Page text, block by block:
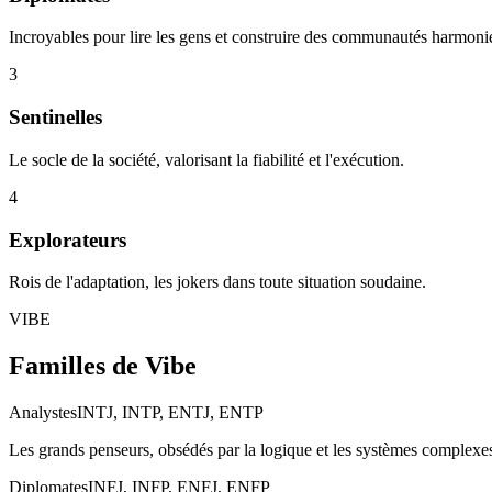
Incroyables pour lire les gens et construire des communautés
3
Sentinelles
Le socle de la société, valorisant la fiabilité et l'exécution.
4
Explorateurs
Rois de l'adaptation, les jokers dans toute situation soudaine.
VIBE
Familles de Vibe
AnalystesINTJ, INTP, ENTJ, ENTP
Les grands penseurs, obsédés par la logique et les systèmes
DiplomatesINFJ, INFP, ENFJ, ENFP